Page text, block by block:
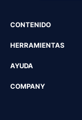
CONTENIDO
HERRAMIENTAS
AYUDA
COMPANY